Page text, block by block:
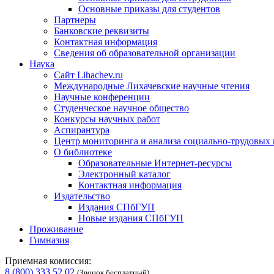
Основные приказы для студентов
Партнеры
Банковские реквизиты
Контактная информация
Сведения об образовательной организации
Наука
Сайт Lihachev.ru
Международные Лихачевские научные чтения
Научные конференции
Студенческое научное общество
Конкурсы научных работ
Аспирантура
Центр мониторинга и анализа социально-трудовых
О библиотеке
Образовательные Интернет-ресурсы
Электронный каталог
Контактная информация
Издательство
Издания СПбГУП
Новые издания СПбГУП
Проживание
Гимназия
Приемная комиссия:
8 (800) 333 52 02